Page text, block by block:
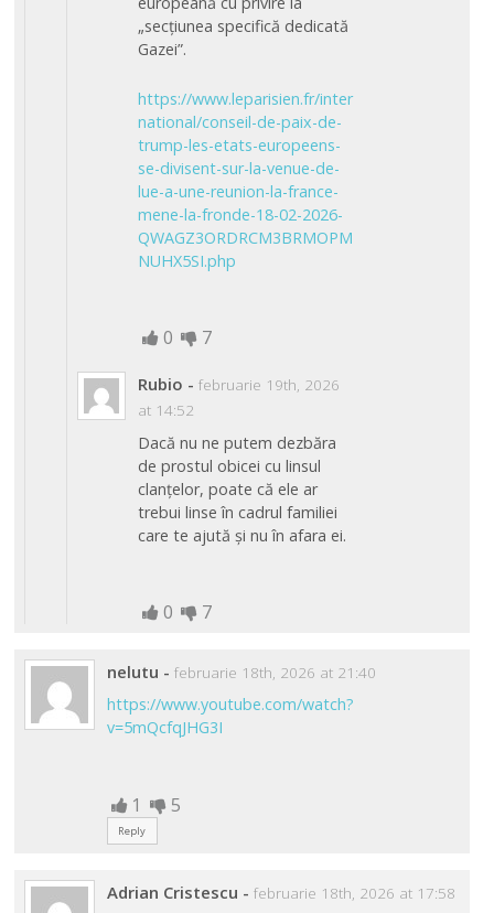
„secțiunea specifică dedicată
Gazei”.
https://www.leparisien.fr/inter
national/conseil-de-paix-de-
trump-les-etats-europeens-
se-divisent-sur-la-venue-de-
lue-a-une-reunion-la-france-
mene-la-fronde-18-02-2026-
QWAGZ3ORDRCM3BRMOPM
NUHX5SI.php
0 7
Rubio - februarie 19th, 2026
at 14:52
Dacă nu ne putem dezbăra
de prostul obicei cu linsul
clanțelor, poate că ele ar
trebui linse în cadrul familiei
care te ajută și nu în afara ei.
0 7
nelutu - februarie 18th, 2026 at 21:40
https://www.youtube.com/watch?
v=5mQcfqJHG3I
1 5
Reply
Adrian Cristescu - februarie 18th, 2026 at 17:58